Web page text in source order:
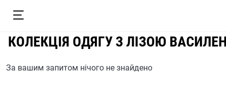
КОЛЕКЦІЯ ОДЯГУ З ЛІЗОЮ
За вашим запитом нічого не знайдено